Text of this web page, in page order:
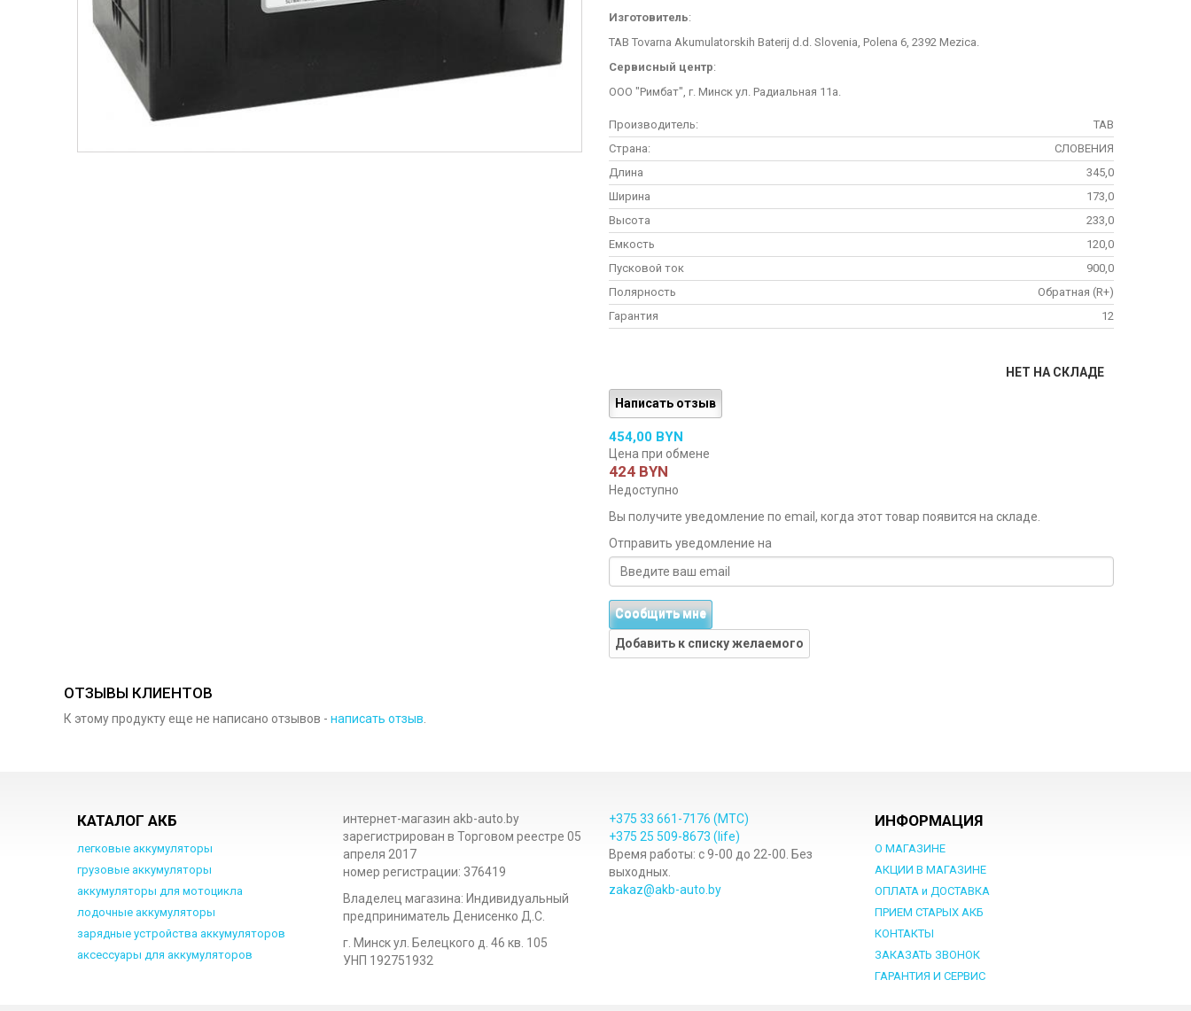
Изготовитель:
TAB Tovarna Akumulatorskih Baterij d.d. Slovenia, Polena 6, 2392 Mezica.
Сервисный центр:
ООО "Римбат", г. Минск ул. Радиальная 11а.
Производитель:
TAB
Страна:
СЛОВЕНИЯ
Длина
345,0
Ширина
173,0
Высота
233,0
Емкость
120,0
Пусковой ток
900,0
Полярность
Обратная (R+)
Гарантия
12
НЕТ НА СКЛАДЕ
Написать отзыв
454,00 BYN
Цена при обмене
424 BYN
Недоступно
Вы получите уведомление по email, когда этот товар появится на складе.
Отправить уведомление на
Сообщить мне
Добавить к списку желаемого
ОТЗЫВЫ КЛИЕНТОВ
К этому продукту еще не написано отзывов - написать отзыв.
КАТАЛОГ АКБ
легковые аккумуляторы
грузовые аккумуляторы
аккумуляторы для мотоцикла
лодочные аккумуляторы
зарядные устройства аккумуляторов
аксессуары для аккумуляторов
интернет-магазин akb-auto.by
зарегистрирован в Торговом реестре 05
апреля 2017
номер регистрации: 376419
Владелец магазина: Индивидуальный
предприниматель Денисенко Д.С.
г. Минск ул. Белецкого д. 46 кв. 105
УНП 192751932
+375 33 661-7176 (МТС)
+375 25 509-8673 (life)
Время работы: с 9-00 до 22-00. Без
выходных.
zakaz@akb-auto.by
ИНФОРМАЦИЯ
О МАГАЗИНЕ
АКЦИИ В МАГАЗИНЕ
ОПЛАТА и ДОСТАВКА
ПРИЕМ СТАРЫХ АКБ
КОНТАКТЫ
ЗАКАЗАТЬ ЗВОНОК
ГАРАНТИЯ И СЕРВИС